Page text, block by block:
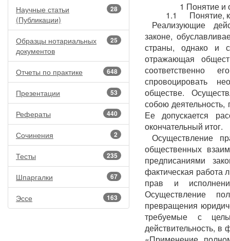
28
Научные статьи
(Публикации)
25
Образцы нотариальных
документов
648
Отчеты по практике
53
Презентации
440
Рефераты
2
Сочинения
235
Тесты
67
Шпаргалки
163
Эссе
1 Понятие
1.1 Понятие,
Реализующие
законе,
страны, однако и
отражающая
соответственно
спровоцировать
обществе.
собою
Ее допускается
окончательный итог.
Осуществление
общественных
предписаниями
фактическая работа
прав и
Осуществление
превращения
требуемые с
действительность,